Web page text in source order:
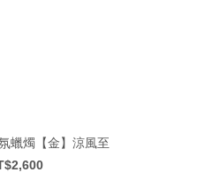
蠟燭【金】涼風至